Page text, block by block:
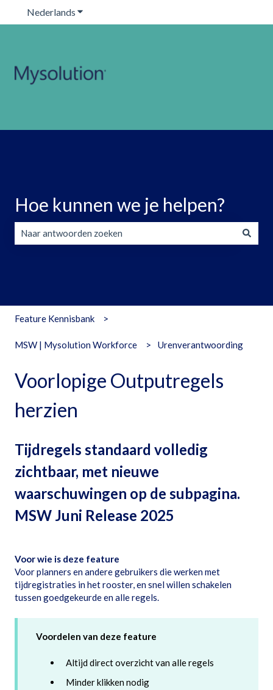
Nederlands Submenu tonen voor vertalingen
Hoe kunnen we je helpen?
Feature Kennisbank
MSW | Mysolution Workforce Urenverantwoording
Voorlopige Outputregels
herzien
Tijdregels standaard volledig
zichtbaar, met nieuwe
waarschuwingen op de subpagina.
MSW Juni Release 2025
Voor wie is deze feature
Voor planners en andere gebruikers die werken met
tijdregistraties in het rooster, en snel willen schakelen
tussen goedgekeurde en alle regels.
Voordelen van deze feature
Altijd direct overzicht van alle regels
Minder klikken nodig